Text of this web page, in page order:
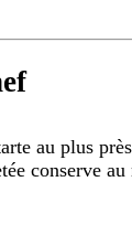
au plus
conserve